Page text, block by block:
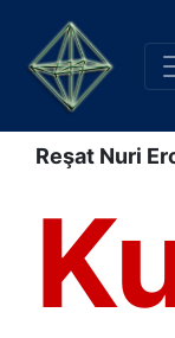
Reşat Nuri